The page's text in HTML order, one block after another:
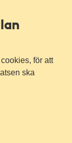
för att
ska